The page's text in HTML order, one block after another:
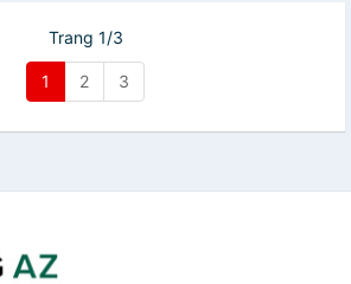
Trang 1/3
1 2 3